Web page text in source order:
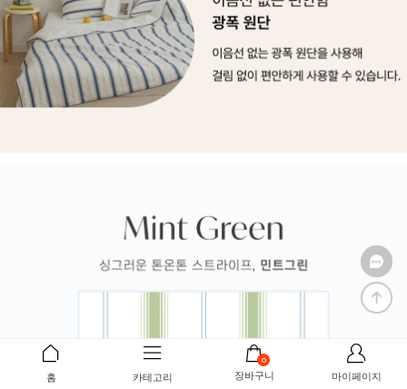
홈 카테고리
0
장바구니 마이페이지